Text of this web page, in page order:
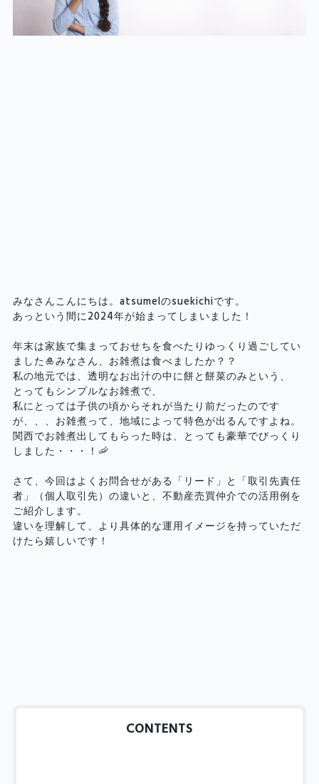
みなさんこんにちは。atsumelのsuekichiです。
あっという間に2024年が始まってしまいました！
年末は家族で集まっておせちを食べたりゆっくり過ごしてい
ました🎍みなさん、お雑煮は食べましたか？？
私の地元では、透明なお出汁の中に餅と餅菜のみという、
とってもシンプルなお雑煮で、
私にとっては子供の頃からそれが当たり前だったのです
が、、、お雑煮って、地域によって特色が出るんですよね。
関西でお雑煮出してもらった時は、とっても豪華でびっくり
しました・・・！🦐
さて、今回はよくお問合せがある「リード」と「取引先責任
者」（個人取引先）の違いと、不動産売買仲介での活用例を
ご紹介します。
違いを理解して、より具体的な運用イメージを持っていただ
けたら嬉しいです！
CONTENTS